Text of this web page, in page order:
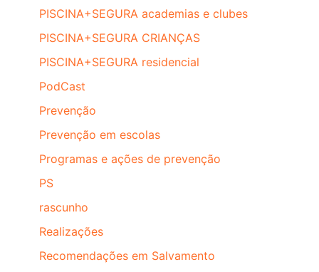
PISCINA+SEGURA academias e clubes
PISCINA+SEGURA CRIANÇAS
PISCINA+SEGURA residencial
PodCast
Prevenção
Prevenção em escolas
Programas e ações de prevenção
PS
rascunho
Realizações
Recomendações em Salvamento